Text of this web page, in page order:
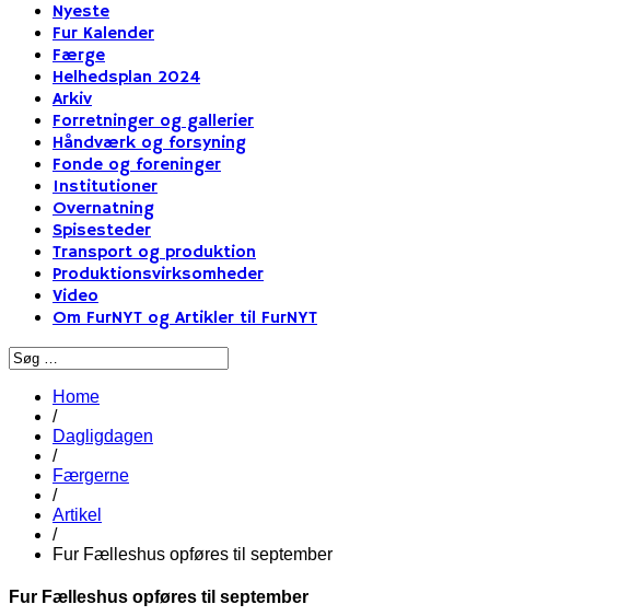
Nyeste
Fur Kalender
Færge
Helhedsplan 2024
Arkiv
Forretninger og gallerier
Håndværk og forsyning
Fonde og foreninger
Institutioner
Overnatning
Spisesteder
Transport og produktion
Produktionsvirksomheder
Video
Om FurNYT og Artikler til FurNYT
Home
/
Dagligdagen
/
Færgerne
/
Artikel
/
Fur Fælleshus opføres til september
Fur Fælleshus opføres til september